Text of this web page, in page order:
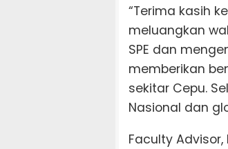
“Terima kasih
meluangkan
SPE dan
memberikan
sekitar Cepu.
Nasional dan
Faculty